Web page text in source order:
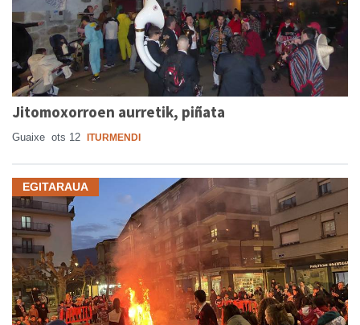
Jitomoxorroen aurretik, piñata
Guaixe ots 12 ITURMENDI
EGITARAUA